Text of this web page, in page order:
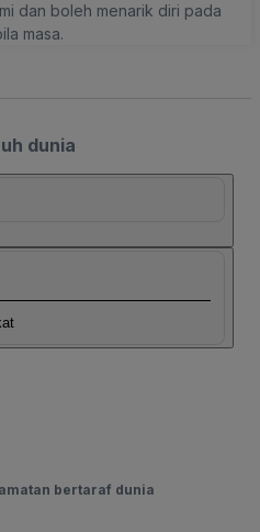
dan boleh menarik diri pada
masa.
dunia
bertaraf dunia